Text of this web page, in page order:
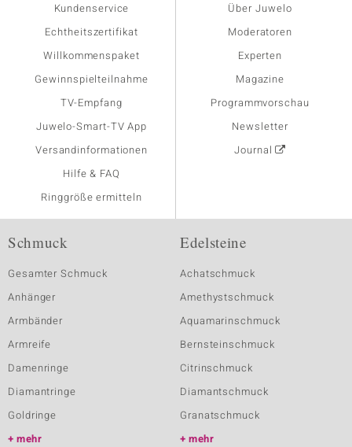
Kundenservice
Echtheitszertifikat
Willkommenspaket
Gewinnspielteilnahme
TV-Empfang
Juwelo-Smart-TV App
Versandinformationen
Hilfe & FAQ
Ringgröße ermitteln
Über Juwelo
Moderatoren
Experten
Magazine
Programmvorschau
Newsletter
Journal
Schmuck
Gesamter Schmuck
Anhänger
Armbänder
Armreife
Damenringe
Diamantringe
Goldringe
mehr
Edelsteine
Achatschmuck
Amethystschmuck
Aquamarinschmuck
Bernsteinschmuck
Citrinschmuck
Diamantschmuck
Granatschmuck
mehr